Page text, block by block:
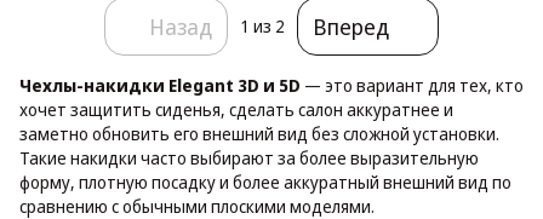
Назад 1 из 2 Вперед
Чехлы-накидки Elegant 3D и 5D — это вариант для тех, кто
хочет защитить сиденья, сделать салон аккуратнее и
заметно обновить его внешний вид без сложной установки.
Такие накидки часто выбирают за более выразительную
форму, плотную посадку и более аккуратный внешний вид по
сравнению с обычными плоскими моделями.